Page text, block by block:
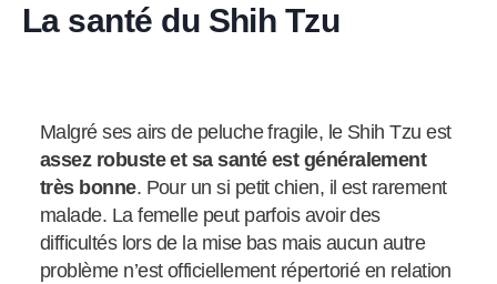
La santé du Shih Tzu
Malgré ses airs de peluche fragile, le Shih Tzu est
assez robuste et sa santé est généralement
très bonne. Pour un si petit chien, il est rarement
malade. La femelle peut parfois avoir des
difficultés lors de la mise bas mais aucun autre
problème n’est officiellement répertorié en relation